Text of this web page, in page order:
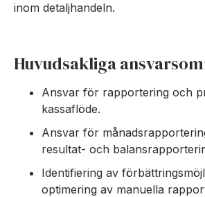
inom detaljhandeln.
Huvudsakliga
Ansvar för rapportering och
kassaflöde.
Ansvar för
resultat- och
Identifiering av
optimering av manuella